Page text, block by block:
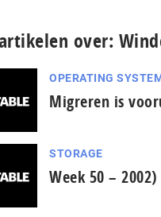
over:
OPERATING
Migreren is
STORAGE
Week 50 – 2002)